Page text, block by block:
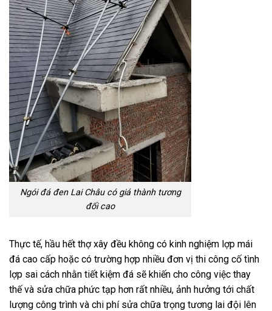
Ngói đá đen Lai Châu có giá thành tương
đối cao
Thực tế, hầu hết thợ xây đều không có kinh nghiệm lợp mái
đá cao cấp hoặc có trường hợp nhiều đơn vị thi công cố tình
lợp sai cách nhằn tiết kiệm đá sẽ khiến cho công việc thay
thế và sửa chữa phức tạp hơn rất nhiều, ảnh hưởng tới chất
lượng công trình và chi phí sửa chữa trọng tương lai đội lên